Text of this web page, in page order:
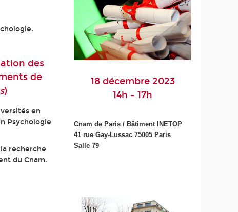
des
de
)
en
Psychologie
recherche
du Cnam.
18 décembre 2023
14h - 17h
Cnam de Paris / Bâtiment INETOP
41 rue Gay-Lussac 75005 Paris
Salle 79